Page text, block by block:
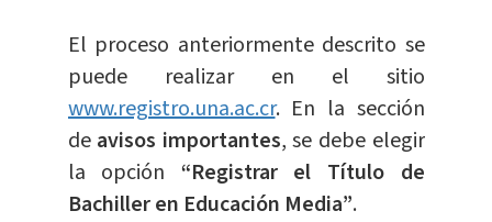
El proceso anteriormente descrito se
puede realizar en el sitio
www.registro.una.ac.cr. En la sección
de avisos importantes, se debe elegir
la opción “Registrar el Título de
Bachiller en Educación Media”.